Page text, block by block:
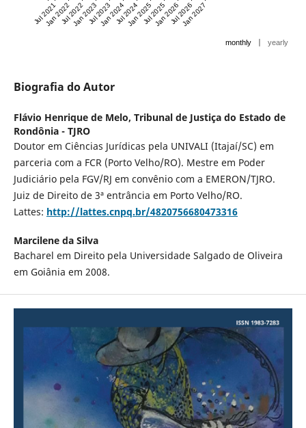
Jul 2021Jan 2022Jul 2022Jan 2023Jul 2023Jan 2024Jul 2024Jan 2025Jul 2025Jan 2026Jul 2026Jan 2027
monthly | yearly
Biografia do Autor
Flávio Henrique de Melo, Tribunal de Justiça do Estado de
Rondônia - TJRO
Doutor em Ciências Jurídicas pela UNIVALI (Itajaí/SC) em
parceria com a FCR (Porto Velho/RO). Mestre em Poder
Judiciário pela FGV/RJ em convênio com a EMERON/TJRO.
Juiz de Direito de 3ª entrância em Porto Velho/RO.
Lattes: http://lattes.cnpq.br/4820756680473316
Marcilene da Silva
Bacharel em Direito pela Universidade Salgado de Oliveira
em Goiânia em 2008.